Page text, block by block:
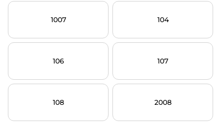
1007 104
106 107
108 2008